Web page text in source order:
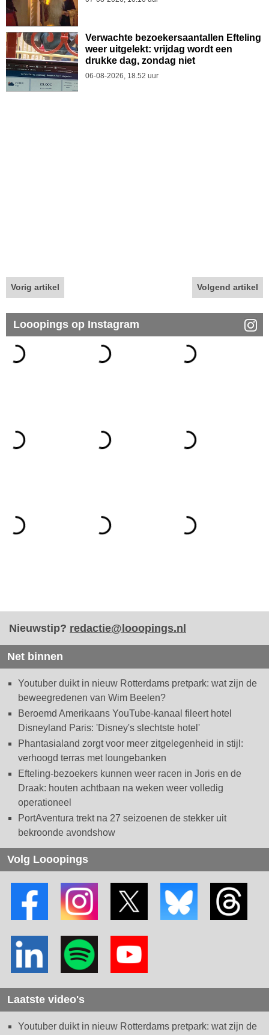
Verwachte bezoekersaantallen Efteling
weer uitgelekt: vrijdag wordt een
drukke dag, zondag niet
06-08-2026, 18.52 uur
Vorig artikel Volgend artikel
Looopings op Instagram
Nieuwstip? redactie@looopings.nl
Net binnen
Youtuber duikt in nieuw Rotterdams pretpark: wat zijn de
beweegredenen van Wim Beelen?
Beroemd Amerikaans YouTube-kanaal fileert hotel
Disneyland Paris: 'Disney's slechtste hotel'
Phantasialand zorgt voor meer zitgelegenheid in stijl:
verhoogd terras met loungebanken
Efteling-bezoekers kunnen weer racen in Joris en de
Draak: houten achtbaan na weken weer volledig
operationeel
PortAventura trekt na 27 seizoenen de stekker uit
bekroonde avondshow
Volg Looopings
Laatste video's
Youtuber duikt in nieuw Rotterdams pretpark: wat zijn de